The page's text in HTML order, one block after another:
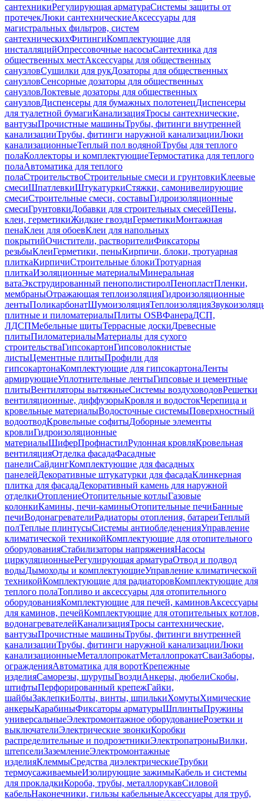
сантехникиРегулирующая арматураСистемы защиты от
протечекЛюки сантехническиеАксессуары для
магистральных фильтров, систем
сантехническихФитингиКомплектующие для
инсталляцийОпрессовочные насосыСантехника для
общественных местАксессуары для общественных
санузловСушилки для рукДозаторы для общественных
санузловСенсорные дозаторы для общественных
санузловЛоктевые дозаторы для общественных
санузловДиспенсеры для бумажных полотенецДиспенсеры
для туалетной бумагиКанализацияТросы сантехнические,
вантузыПрочистные машиныТрубы, фитинги внутренней
канализацииТрубы, фитинги наружной канализацииЛюки
канализационныеТеплый пол водянойТрубы для теплого
полаКоллекторы и комплектующиеТермостатика для теплого
полаАвтоматика для теплого
полаСтроительствоСтроительные смеси и грунтовкиКлеевые
смесиШпатлевкиШтукатуркиСтяжки, самонивелирующие
смесиСтроительные смеси, составыГидроизоляционные
смесиГрунтовкиДобавки для строительных смесейПены,
клеи, герметикиЖидкие гвоздиГерметикиМонтажная
пенаКлеи для обоевКлеи для напольных
покрытийОчистители, растворителиФиксаторы
резьбыКлеиГерметики, пеныКирпичи, блоки, тротуарная
плиткаКирпичиСтроительные блокиТротуарная
плиткаИзоляционные материалыМинеральная
ватаЭкструдированный пенополистиролПенопластПленки,
мембраныОтражающая теплоизоляцияГидроизоляционные
лентыПоликарбонатШумоизоляцияТеплоизоляция
плитные и пиломатериалыПлиты OSBФанераДСП,
ЛДСПМебельные щитыТеррасные доскиДревесные
плитыПиломатериалыМатериалы для сухого
строительстваГипсокартонГипсоволокнистые
листыЦементные плитыПрофили для
гипсокартонаКомплектующие для гипсокартонаЛенты
армирующиеУплотнительные лентыГипсовые и цементные
плитыВентиляторы вытяжныеСистемы воздуховодовРешетки
вентиляционные, диффузорыКровля и водостокЧерепица и
кровельные материалыВодосточные системыПоверхностный
водоотводКровельные софитыДоборные элементы
кровлиГидроизоляционные
материалыШиферПрофнастилРулонная кровляКровельная
вентиляцияОтделка фасадаФасадные
панелиСайдингКомплектующие для фасадных
панелейДекоративные штукатурки для фасадаКлинкерная
плитка для фасадаДекоративный камень для наружной
отделкиОтоплениеОтопительные котлыГазовые
колонкиКамины, печи-каминыОтопительные печиБанные
печиВодонагревателиРадиаторы отопления, батареиТеплый
полТеплые плинтусыСистемы антиобледененияУправление
климатической техникойКомплектующие для отопительного
оборудованияСтабилизаторы напряженияНасосы
циркуляционныеРегулирующая арматураОтвод и подвод
водыДымоходы и комплектующиеУправление климатической
техникойКомплектующие для радиаторовКомплектующие для
теплого полаТопливо и аксессуары для отопительного
оборудованияКомплектующие для печей, каминовАксессуары
для каминов, печейКомплектующие для отопительных котлов,
водонагревателейКанализацияТросы сантехнические,
вантузыПрочистные машиныТрубы, фитинги внутренней
канализацииТрубы, фитинги наружной канализацииЛюки
канализационныеМеталлопрокатМеталлопрокатСваиЗаборы,
огражденияАвтоматика для воротКрепежные
изделияСаморезы, шурупыГвоздиАнкеры, дюбелиСкобы,
штифтыПерфорированный крепежГайки,
шайбыЗаклепкиБолты, винты, шпилькиХомутыХимические
анкерыКарабиныФиксаторы арматурыШплинтыПружины
универсальныеЭлектромонтажное оборудованиеРозетки и
выключателиЭлектрические звонкиКоробки
распределительные и подрозетникиЭлектропатроныВилки,
штепселиЗаземлениеЭлектромонтажные
изделияКлеммыСредства диэлектрическиеТрубки
термоусаживаемыеИзолирующие зажимыКабель и системы
для прокладкиКороба, трубы, металлорукавСиловой
кабельНаконечники, гильзы кабельныеАксессуары для труб,